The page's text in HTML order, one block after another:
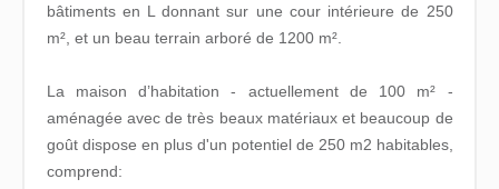
bâtiments en L donnant sur une cour intérieure de 250
m², et un beau terrain arboré de 1200 m².
La maison d’habitation - actuellement de 100 m² -
aménagée avec de très beaux matériaux et beaucoup de
goût dispose en plus d'un potentiel de 250 m2 habitables,
comprend: